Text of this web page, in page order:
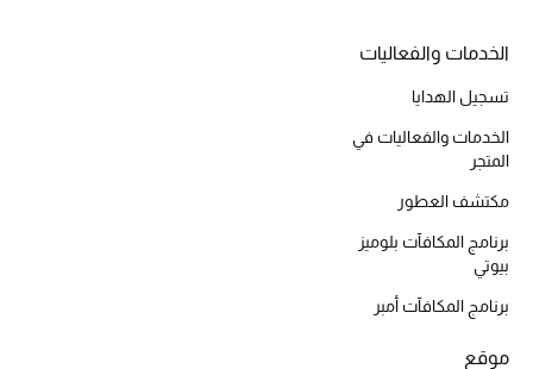
خصومات
جميع مستحضرات الجمال
الجديد في عالم الجمال
العطور
الخدمات والفعاليات
تسجيل الهدايا
الخدمات والفعاليات في
المتجر
مكتشف العطور
برنامج المكافآت بلوميز
بيوتي
برنامج المكافآت أمبر
موقع